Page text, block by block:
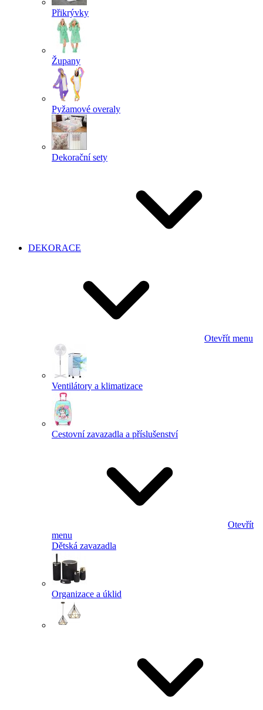
Přikrývky
Župany
Pyžamové overaly
Dekorační sety
DEKORACE
Otevřít menu
Ventilátory a klimatizace
Cestovní zavazadla a příslušenství
Otevřít
menu
Dětská zavazadla
Organizace a úklid